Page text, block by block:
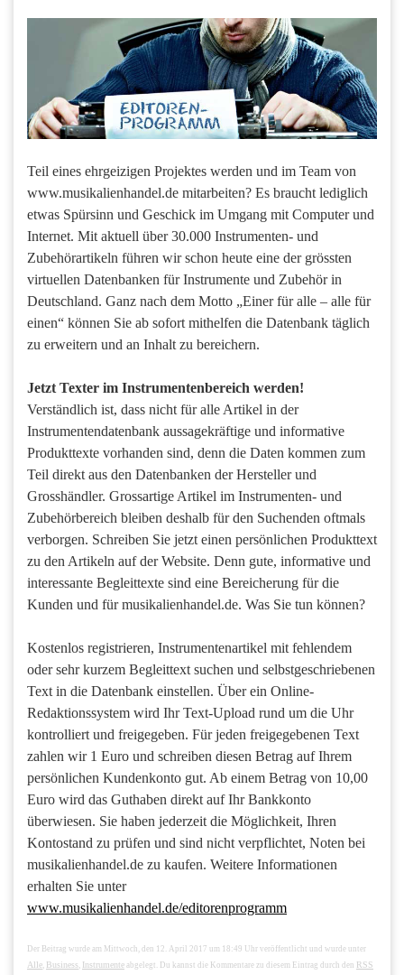
Teil eines ehrgeizigen Projektes werden und im Team von
www.musikalienhandel.de mitarbeiten? Es braucht lediglich
etwas Spürsinn und Geschick im Umgang mit Computer und
Internet. Mit aktuell über 30.000 Instrumenten- und
Zubehörartikeln führen wir schon heute eine der grössten
virtuellen Datenbanken für Instrumente und Zubehör in
Deutschland. Ganz nach dem Motto „Einer für alle – alle für
einen“ können Sie ab sofort mithelfen die Datenbank täglich
zu erweitern und an Inhalt zu bereichern.
Jetzt Texter im Instrumentenbereich werden!
Verständlich ist, dass nicht für alle Artikel in der
Instrumentendatenbank aussagekräftige und informative
Produkttexte vorhanden sind, denn die Daten kommen zum
Teil direkt aus den Datenbanken der Hersteller und
Grosshändler. Grossartige Artikel im Instrumenten- und
Zubehörbereich bleiben deshalb für den Suchenden oftmals
verborgen. Schreiben Sie jetzt einen persönlichen Produkttext
zu den Artikeln auf der Website. Denn gute, informative und
interessante Begleittexte sind eine Bereicherung für die
Kunden und für musikalienhandel.de. Was Sie tun können?
Kostenlos registrieren, Instrumentenartikel mit fehlendem
oder sehr kurzem Begleittext suchen und selbstgeschriebenen
Text in die Datenbank einstellen. Über ein Online-
Redaktionssystem wird Ihr Text-Upload rund um die Uhr
kontrolliert und freigegeben. Für jeden freigegebenen Text
zahlen wir 1 Euro und schreiben diesen Betrag auf Ihrem
persönlichen Kundenkonto gut. Ab einem Betrag von 10,00
Euro wird das Guthaben direkt auf Ihr Bankkonto
überwiesen. Sie haben jederzeit die Möglichkeit, Ihren
Kontostand zu prüfen und sind nicht verpflichtet, Noten bei
musikalienhandel.de zu kaufen. Weitere Informationen
erhalten Sie unter
www.musikalienhandel.de/editorenprogramm
Der Beitrag wurde am Mittwoch, den 12. April 2017 um 18:49 Uhr veröffentlicht und wurde unter
Alle, Business, Instrumente abgelegt. Du kannst die Kommentare zu diesem Eintrag durch den RSS